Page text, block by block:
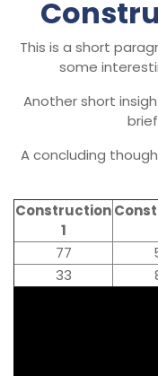
This is a short
some
Another short
A concluding
Construction
1
77
33